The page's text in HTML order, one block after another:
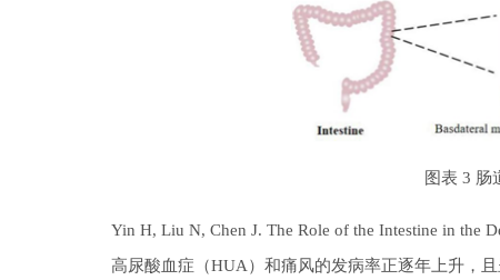
图表 3 肠
Yin H, Liu N, Chen J. The Role of the Intestine in the
高尿酸血症（HUA）和痛风的发病率正逐年上升，且